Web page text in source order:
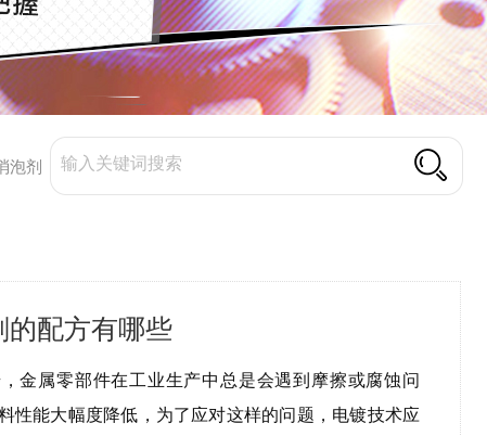
泡剂
的配方有哪些
金属零部件在工业生产中总是会遇到摩擦或腐蚀问
性能大幅度降低，为了应对这样的问题，电镀技术应